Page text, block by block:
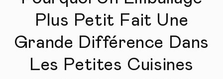
Plus Petit Fait Une
Grande Différence Dans
Les Petites Cuisines